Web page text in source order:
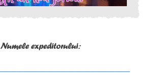
Numele expeditorului: